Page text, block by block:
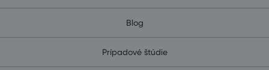
Blog
Prípadové štúdie